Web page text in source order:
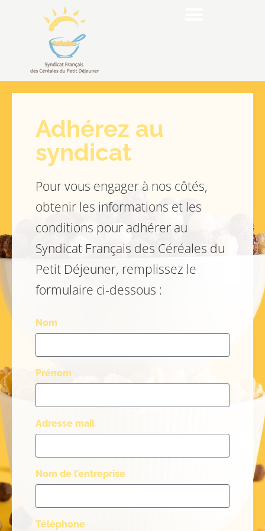
Adhérez au
syndicat
Pour vous engager à nos côtés,
obtenir les informations et les
conditions pour adhérer au
Syndicat Français des Céréales du
Petit Déjeuner, remplissez le
formulaire ci-dessous :
Nom
Prénom
Adresse mail
Nom de l’entreprise
Téléphone